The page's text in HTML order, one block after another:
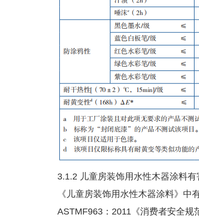
3.1.2 儿童房装饰用水性木器涂料
《儿童房装饰用水性木器涂料》
ASTMF963：2011《消费者安全规